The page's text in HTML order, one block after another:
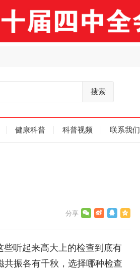
搜索
健康科普 科普视频 联系我们
听起来高大上的检查到底有
振各有千秋，选择哪种检查